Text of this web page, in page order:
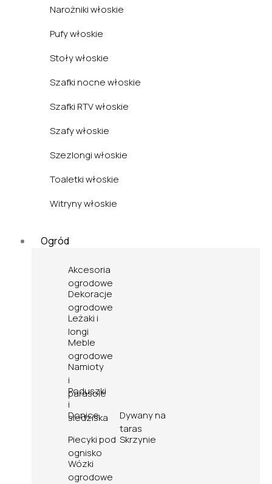
Narożniki włoskie
Pufy włoskie
Stoły włoskie
Szafki nocne włoskie
Szafki RTV włoskie
Szafy włoskie
Szezlongi włoskie
Toaletki włoskie
Witryny włoskie
Ogród
Akcesoria
ogrodowe
Dekoracje
ogrodowe
Leżaki i
longi
Meble
ogrodowe
Namioty
i
parasole
Poduszki
i
siedziska
Donice
Dywany na
taras
Piecyki pod
ognisko
Skrzynie
Wózki
ogrodowe